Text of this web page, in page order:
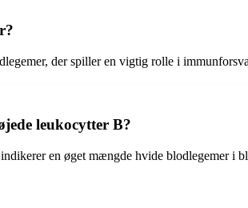
der spiller en vigtig rolle i
leukocytter B?
en øget mængde hvide blodlegemer i